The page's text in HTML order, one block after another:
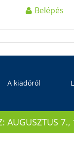
Belépés
A kiadóról
AUGUSZTUS